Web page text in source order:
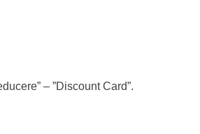
– ”Discount Card”.